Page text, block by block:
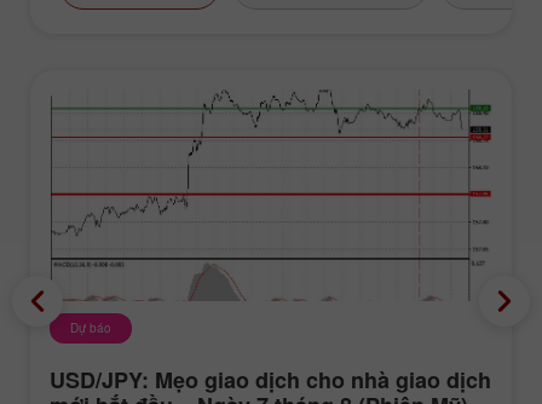
Dự báo
USD/JPY: Mẹo giao dịch cho nhà giao dịch